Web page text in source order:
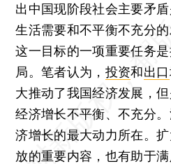
出中国现阶段社会主要矛
生活需要和不平衡不充分
这一目标的一项重要任务
局。笔者认为， 投资和出口
大推动了我国经济发展，
经济增长不平衡、不充分
济增长的最大动力所在。
放的重要内容，也有助于